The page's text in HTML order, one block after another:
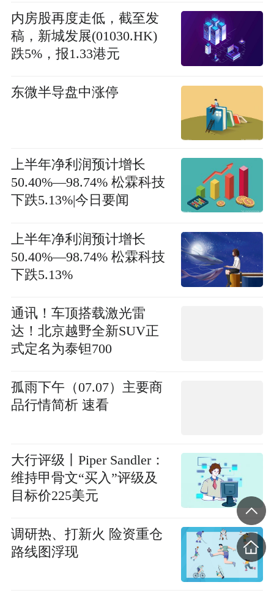
内房股再度走低，截至发
稿，新城发展(01030.HK)
跌5%，报1.33港元
东微半导盘中涨停
上半年净利润预计增长
50.40%—98.74% 松霖科技
下跌5.13%|今日要闻
上半年净利润预计增长
50.40%—98.74% 松霖科技
下跌5.13%
通讯！车顶搭载激光雷
达！北京越野全新SUV正
式定名为泰钽700
孤雨下午（07.07）主要商
品行情简析 速看
大行评级丨Piper Sandler：
维持甲骨文“买入”评级及
目标价225美元
调研热、打新火 险资重仓
路线图浮现